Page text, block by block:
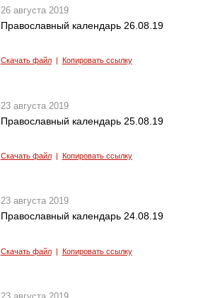
26 августа 2019
Православный календарь 26.08.19
Скачать файл| Копировать ссылку
23 августа 2019
Православный календарь 25.08.19
Скачать файл| Копировать ссылку
23 августа 2019
Православный календарь 24.08.19
Скачать файл| Копировать ссылку